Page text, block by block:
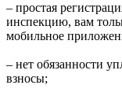
– простая
инспекцию, вам
мобильное
– нет обязанности
взносы;